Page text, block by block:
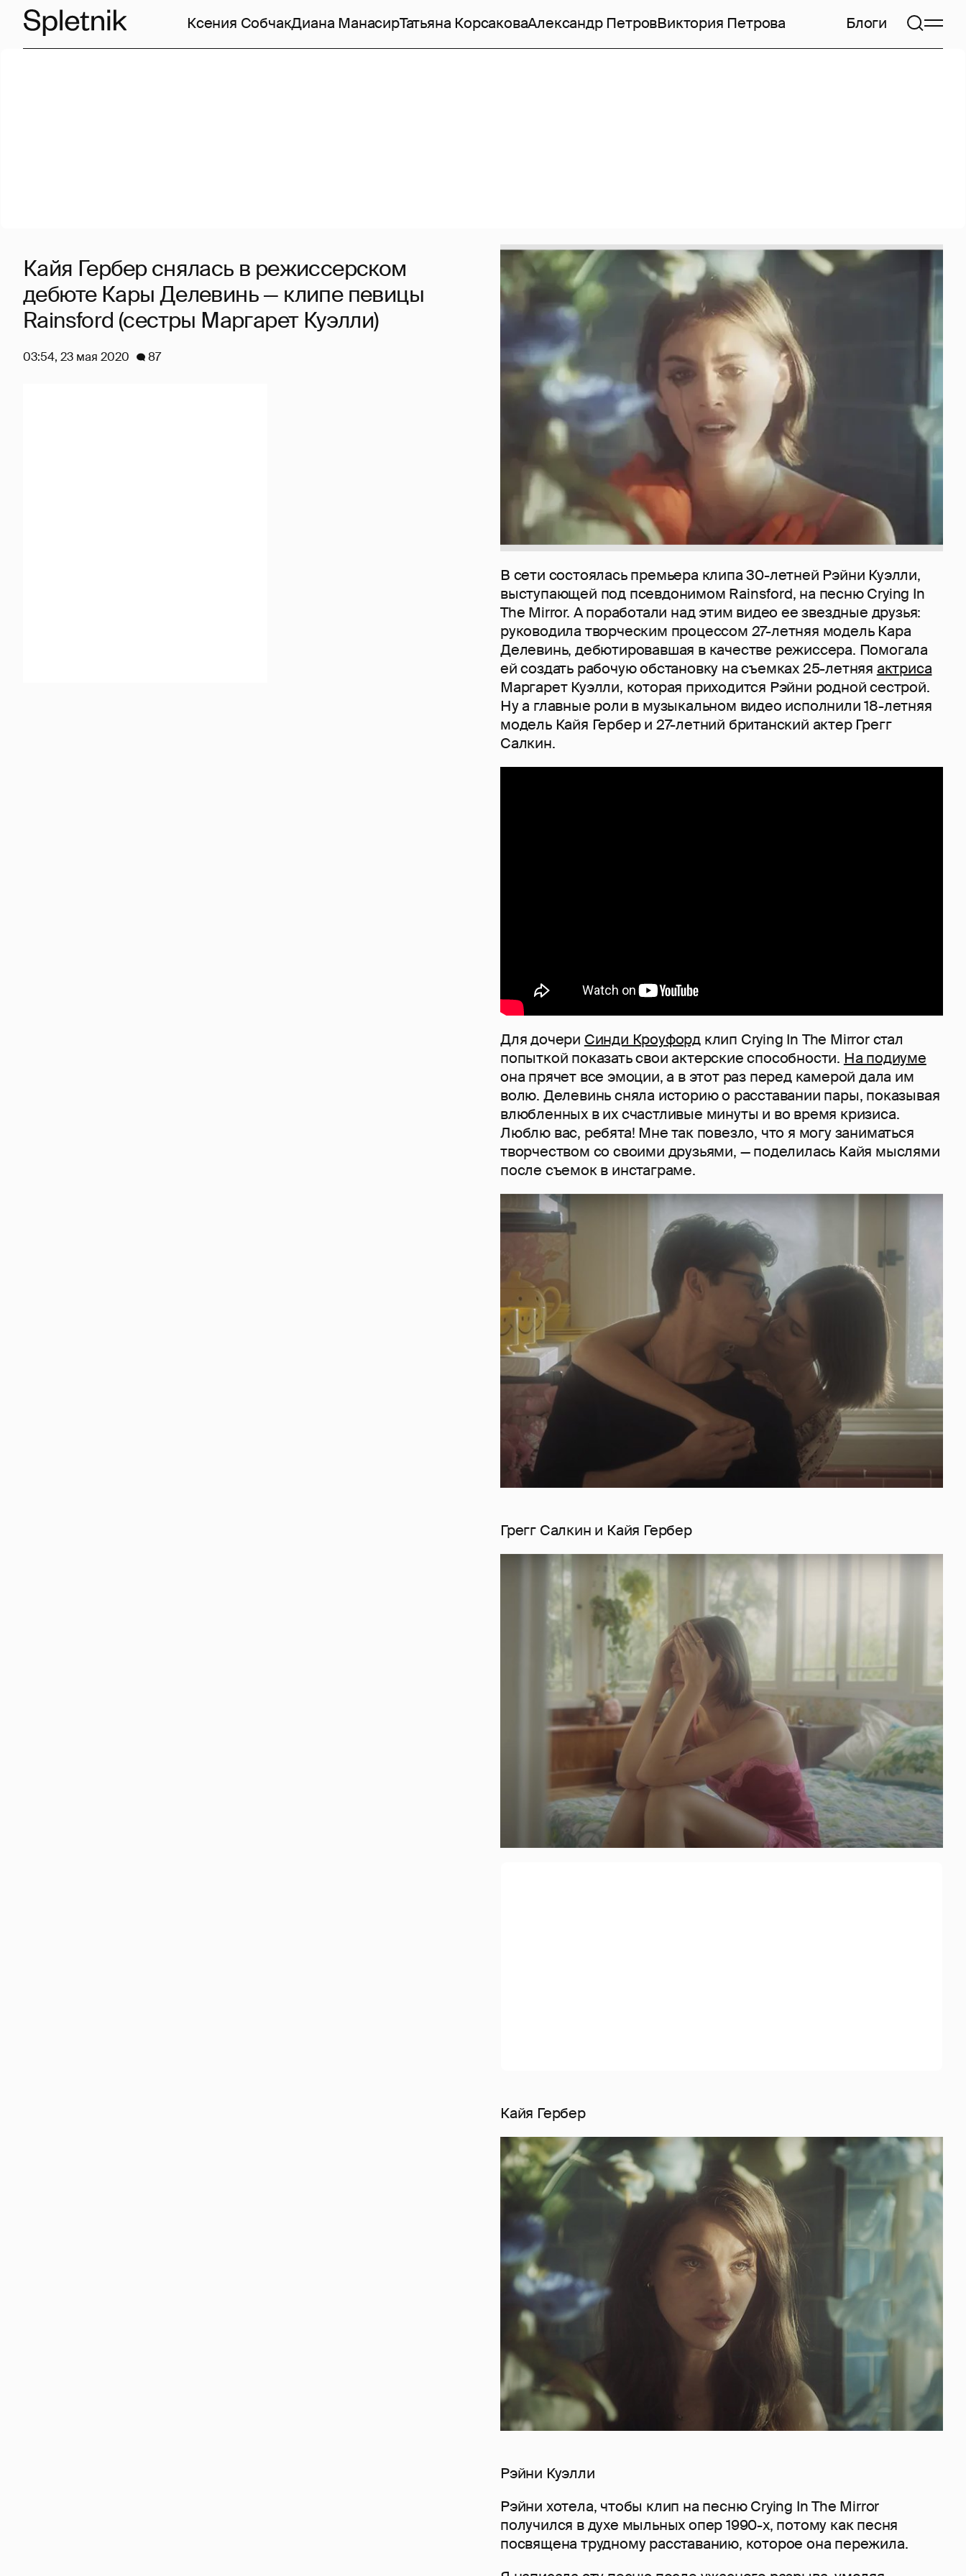
Ксения СобчакДиана МанасирТатьяна КорсаковаАлександр ПетровВиктория Петрова Блоги
В сети состоялась премьера клипа 30-летней Рэйни Куэлли,
выступающей под псевдонимом Rainsford, на песню Crying In
The Mirror. А поработали над этим видео ее звездные друзья:
руководила творческим процессом 27-летняя модель Кара
Делевинь, дебютировавшая в качестве режиссера. Помогала
ей создать рабочую обстановку на съемках 25-летняя актриса
Маргарет Куэлли, которая приходится Рэйни родной сестрой.
Ну а главные роли в музыкальном видео исполнили 18-летняя
модель Кайя Гербер и 27-летний британский актер Грегг
Салкин.
Для дочери Синди Кроуфорд клип Crying In The Mirror стал
попыткой показать свои актерские способности. На подиуме
она прячет все эмоции, а в этот раз перед камерой дала им
волю. Делевинь сняла историю о расставании пары, показывая
влюбленных в их счастливые минуты и во время кризиса.
Люблю вас, ребята! Мне так повезло, что я могу заниматься
творчеством со своими друзьями, — поделилась Кайя мыслями
после съемок в инстаграме.
Грегг Салкин и Кайя Гербер
Кайя Гербер
Рэйни Куэлли
Рэйни хотела, чтобы клип на песню Crying In The Mirror
получился в духе мыльных опер 1990-х, потому как песня
посвящена трудному расставанию, которое она пережила.
Кайя Гербер снялась в режиссерском
дебюте Кары Делевинь — клипе певицы
Rainsford (сестры Маргарет Куэлли)
03:54, 23 мая 2020 87